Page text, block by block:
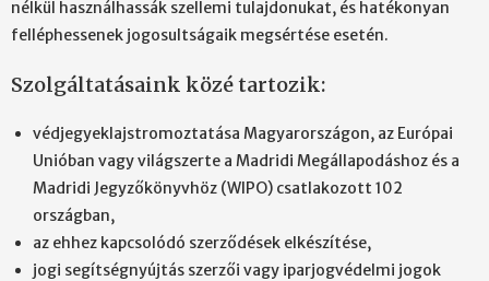
nélkül használhassák szellemi tulajdonukat, és hatékonyan
felléphessenek jogosultságaik megsértése esetén.
Szolgáltatásaink közé tartozik:
védjegyeklajstromoztatása Magyarországon, az Európai
Unióban vagy világszerte a Madridi Megállapodáshoz és a
Madridi Jegyzőkönyvhöz (WIPO) csatlakozott 102
országban,
az ehhez kapcsolódó szerződések elkészítése,
jogi segítségnyújtás szerzői vagy iparjogvédelmi jogok